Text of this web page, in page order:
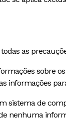
as
sobre
informações
sistema de
nenhuma